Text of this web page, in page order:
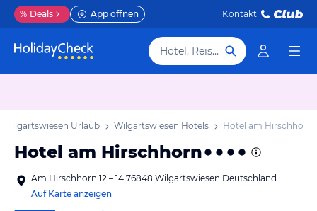
% Deals App öffnen Kontakt
Hotel, Reiseziel
Wilgartswiesen Urlaub Wilgartswiesen Hotels Hotel am Hirschhorn
Hotel am Hirschhorn
Am Hirschhorn 12 – 14 76848 Wilgartswiesen Deutschland
Auf Karte anzeigen